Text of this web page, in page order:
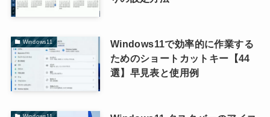
Windows11
Windows11で効率的に作業する
ためのショートカットキー【44
選】早見表と使用例